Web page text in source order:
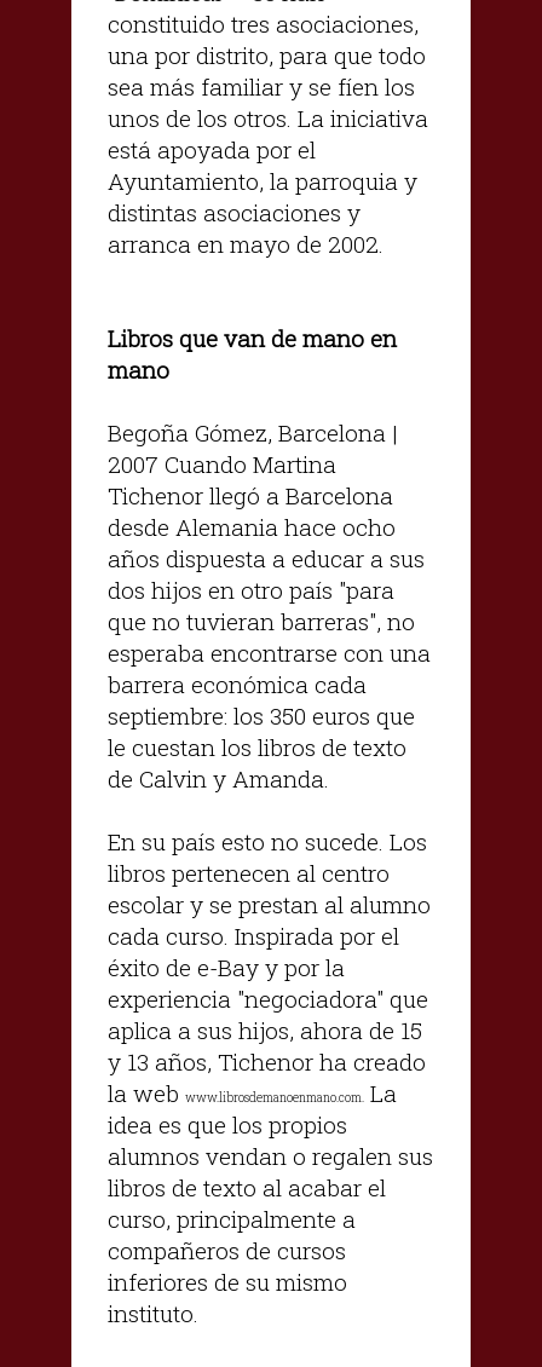
constituido tres asociaciones,
una por distrito, para que todo
sea más familiar y se fíen los
unos de los otros. La iniciativa
está apoyada por el
Ayuntamiento, la parroquia y
distintas asociaciones y
arranca en mayo de 2002.
Libros que van de mano en
mano
Begoña Gómez, Barcelona |
2007 Cuando Martina
Tichenor llegó a Barcelona
desde Alemania hace ocho
años dispuesta a educar a sus
dos hijos en otro país "para
que no tuvieran barreras", no
esperaba encontrarse con una
barrera económica cada
septiembre: los 350 euros que
le cuestan los libros de texto
de Calvin y Amanda.
En su país esto no sucede. Los
libros pertenecen al centro
escolar y se prestan al alumno
cada curso. Inspirada por el
éxito de e-Bay y por la
experiencia "negociadora" que
aplica a sus hijos, ahora de 15
y 13 años, Tichenor ha creado
la web www.librosdemanoenmano.com. La
idea es que los propios
alumnos vendan o regalen sus
libros de texto al acabar el
curso, principalmente a
compañeros de cursos
inferiores de su mismo
instituto.